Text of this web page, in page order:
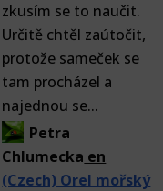
zkusím se to naučit.
Určitě chtěl zaútočit,
protože sameček se
tam procházel a
najednou se...
Petra
Chlumecka en
(Czech) Orel mořský